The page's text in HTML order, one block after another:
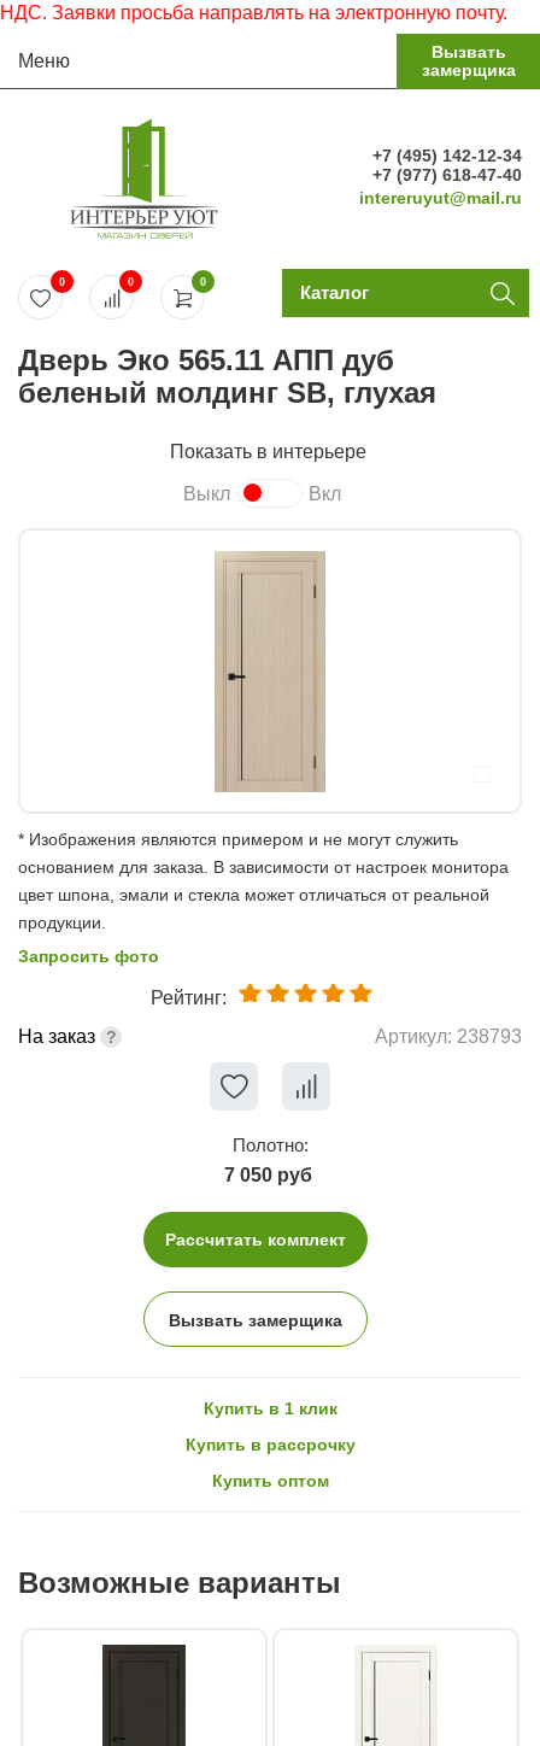
просьба направлять на электронную почту.
Меню
Вызвать
замерщика
+7 (495) 142-12-34
+7 (977) 618-47-40
intereruyut@mail.ru
0
0 0 Каталог
Дверь Эко 565.11 АПП дуб
беленый молдинг SB, глухая
Показать в интерьере
Выкл Вкл
* Изображения являются примером и не могут служить
основанием для заказа. В зависимости от настроек монитора
цвет шпона, эмали и стекла может отличаться от реальной
продукции.
Запросить фото
Рейтинг:
На заказ
Артикул: 238793
Полотно:
7 050 руб
Рассчитать комплект
Вызвать замерщика
Купить в 1 клик
Купить в рассрочку
Купить оптом
Возможные варианты